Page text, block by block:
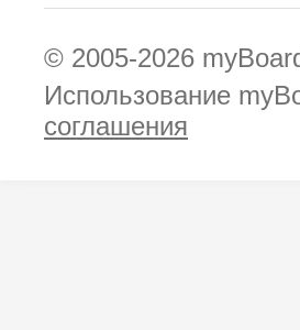
© 2005-2026
Использование
соглашения